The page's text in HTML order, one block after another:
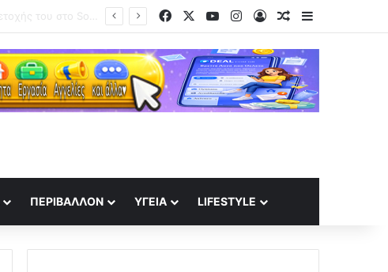
ΣΕΦ: Το Ελεγκτικό ακύρωσε τον διαγωνισμό για ενεργειακη αναβάθμιση – Ορισε νέο για τις 10 Σεπτέμβρη FacebookYouTubeInstagram
Log InRandom Article
Sidebar
ΠΕΡΙΒΆΛΛΟΝ ΥΓΕΊΑ LIFESTYLE